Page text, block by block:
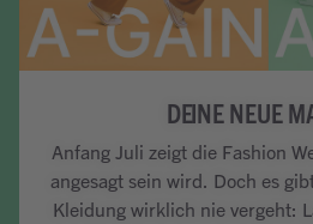
DEINE NEUE
Anfang Juli zeigt die Fashion
angesagt sein wird. Doch es
Kleidung wirklich nie vergeht: